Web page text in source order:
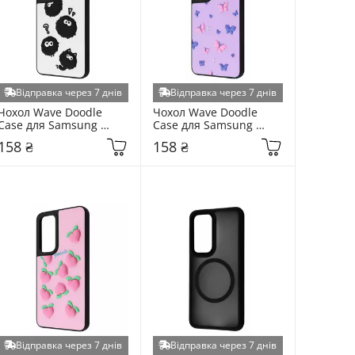
Відправка через 7 днів
Wave Doodle
для Samsung
Galaxy S931 S25 Black
Fluffy (6951738204)
158 ₴
Відправка через 7 днів
Чохол Wave Doodle
Case для Samsung
Butterflies (6951287304)
158 ₴
Відправка через 7 днів Відправка через 7 днів